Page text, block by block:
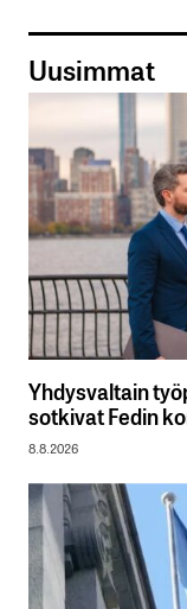
Uusimmat
Yhdysvaltain
sotkivat Fedin
8.8.2026